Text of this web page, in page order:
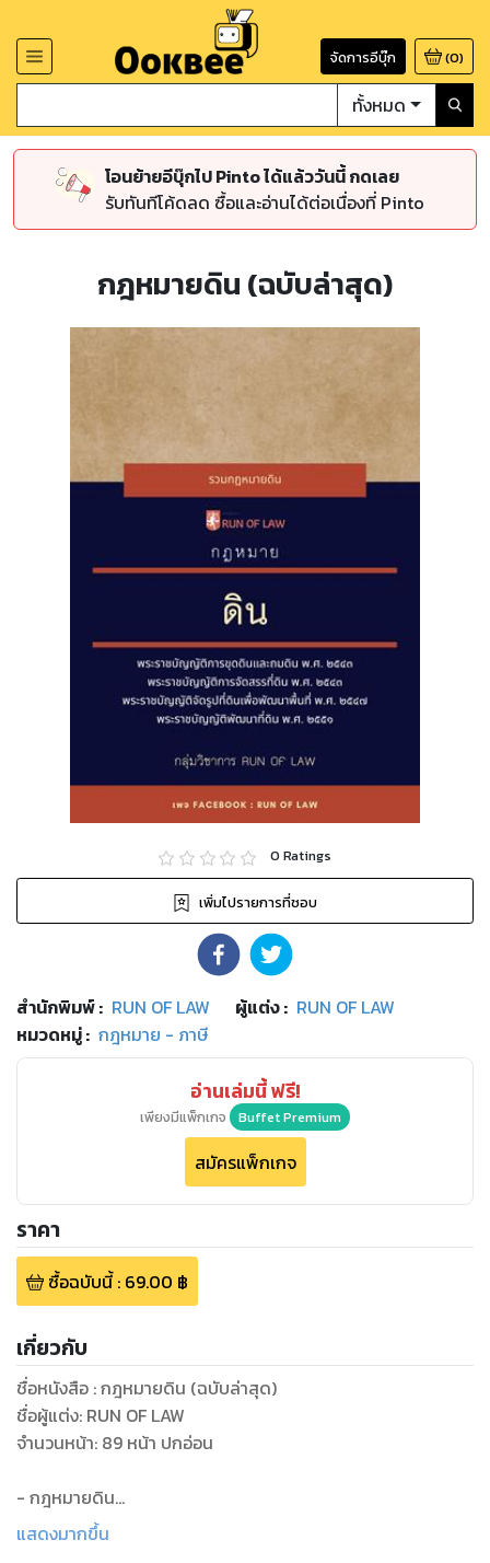
จัดการอีบุ๊ก (0)
ทั้งหมด
โอนย้ายอีบุ๊กไป Pinto ได้แล้ววันนี้ กดเลย
รับทันทีโค้ดลด ซื้อและอ่านได้ต่อเนื่องที่ Pinto
กฎหมายดิน (ฉบับล่าสุด)
0 Ratings
เพิ่มไปรายการที่ชอบ
สำนักพิมพ์: RUN OF LAW ผู้แต่ง : RUN OF LAW
หมวดหมู่: กฎหมาย - ภาษี
อ่านเล่มนี้ ฟรี!
เพียงมีแพ็กเกจ Buffet Premium
สมัครแพ็กเกจ
ราคา
ซื้อฉบับนี้: 69.00 ฿
เกี่ยวกับ
ชื่อหนังสือ : กฎหมายดิน (ฉบับล่าสุด)
ชื่อผู้แต่ง: RUN OF LAW
จำนวนหน้า: 89 หน้า ปกอ่อน
- กฎหมายดิน
แสดงมากขึ้น